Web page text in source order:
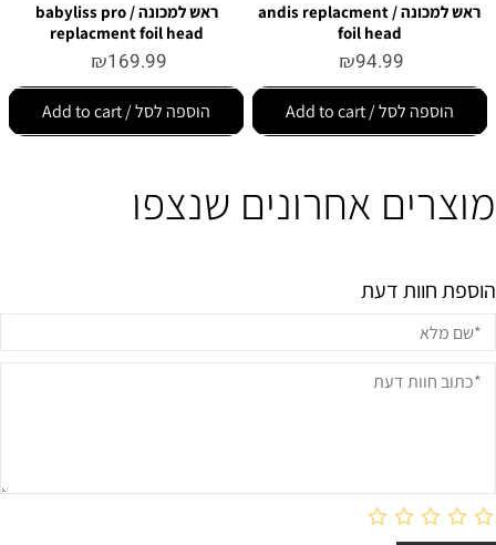
ראש למכונה / andis replacment
foil head
₪94.99
הוספה לסל / Add to cart
ראש למכונה / babyliss pro
replacment foil head
₪169.99
הוספה לסל / Add to cart
מוצרים אחרונים שנצפו
הוספת חוות דעת